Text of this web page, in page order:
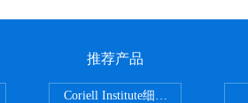
推荐产品